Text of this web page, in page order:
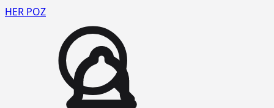
HER POZ